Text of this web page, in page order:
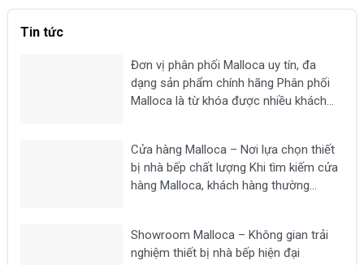
Tin tức
Đơn vị phân phối Malloca uy tín, đa
dạng sản phẩm chính hãng Phân phối
Malloca là từ khóa được nhiều khách
máy hút mùi, lò nướng,...
Cửa hàng Malloca – Nơi lựa chọn thiết
bị nhà bếp chất lượng Khi tìm kiếm cửa
hàng Malloca, khách hàng thường
như bếp từ, máy hút...
Showroom Malloca – Không gian trải
nghiệm thiết bị nhà bếp hiện đại